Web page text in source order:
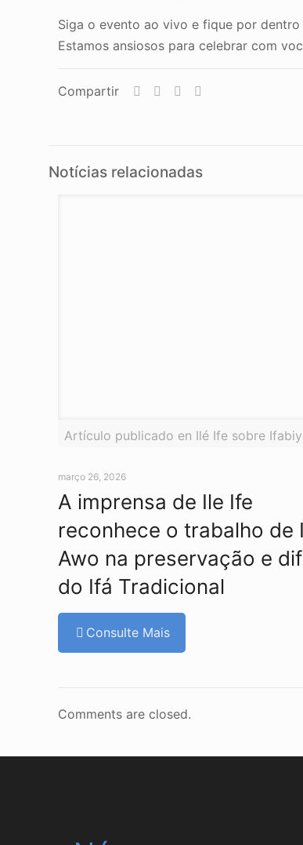
Siga o evento ao vivo e fique por
Estamos ansiosos para celebrar com
Compartir
Notícias relacionadas
Artículo publicado en Ilé Ife sobre
março 26, 2026
A imprensa de Ile Ife
reconhece o trabalho de
Awo na preservação e
do Ifá Tradicional
Consulte Mais
Comments are closed.